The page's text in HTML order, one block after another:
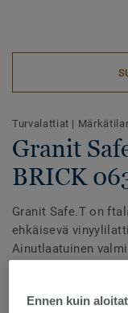
Turvalattiat |
Granit
BRICK
Granit Safe.T on
ehkäisevä
Ainutlaatuinen
helppohoitoinen.
Ennen kuin